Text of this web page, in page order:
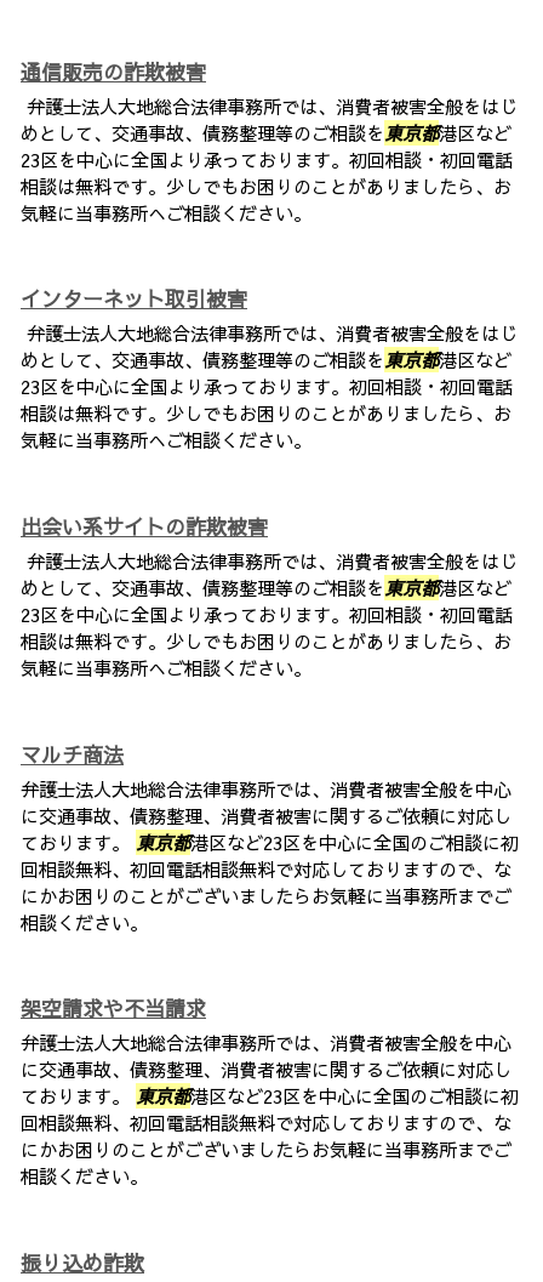
通信販売の詐欺被害
弁護士法人大地総合法律事務所では、消費者被害全般をはじ
めとして、交通事故、債務整理等のご相談を東京都港区など
23区を中心に全国より承っております。初回相談・初回電話
相談は無料です。少しでもお困りのことがありましたら、お
気軽に当事務所へご相談ください。
インターネット取引被害
弁護士法人大地総合法律事務所では、消費者被害全般をはじ
めとして、交通事故、債務整理等のご相談を東京都港区など
23区を中心に全国より承っております。初回相談・初回電話
相談は無料です。少しでもお困りのことがありましたら、お
気軽に当事務所へご相談ください。
出会い系サイトの詐欺被害
弁護士法人大地総合法律事務所では、消費者被害全般をはじ
めとして、交通事故、債務整理等のご相談を東京都港区など
23区を中心に全国より承っております。初回相談・初回電話
相談は無料です。少しでもお困りのことがありましたら、お
気軽に当事務所へご相談ください。
マルチ商法
弁護士法人大地総合法律事務所では、消費者被害全般を中心
に交通事故、債務整理、消費者被害に関するご依頼に対応し
ております。 東京都港区など23区を中心に全国のご相談に初
回相談無料、初回電話相談無料で対応しておりますので、な
にかお困りのことがございましたらお気軽に当事務所までご
相談ください。
架空請求や不当請求
弁護士法人大地総合法律事務所では、消費者被害全般を中心
に交通事故、債務整理、消費者被害に関するご依頼に対応し
ております。 東京都港区など23区を中心に全国のご相談に初
回相談無料、初回電話相談無料で対応しておりますので、な
にかお困りのことがございましたらお気軽に当事務所までご
相談ください。
振り込め詐欺